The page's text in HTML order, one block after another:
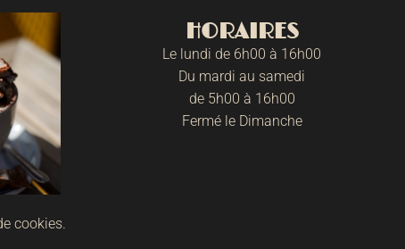
HORAIRES
Le lundi de 6h00 à 16h00
Du mardi au samedi
de 5h00 à 16h00
Fermé le Dimanche
cookies.